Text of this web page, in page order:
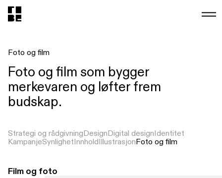
Foto og film
Foto og film som bygger
merkevaren og løfter frem
budskap.
Strategi og rådgivningDesignDigital designIdentitet
KampanjeSynlighetInnholdIllustrasjonFoto og film
Film og foto